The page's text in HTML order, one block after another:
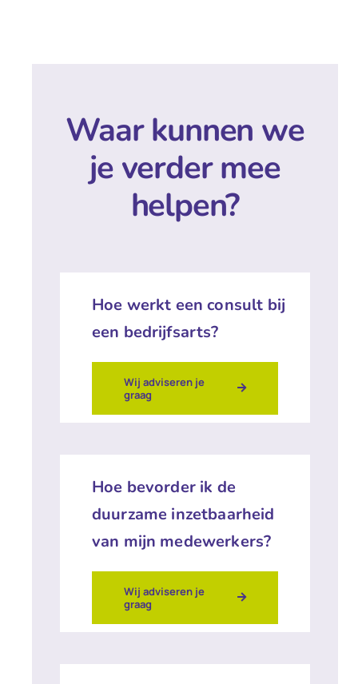
Waar kunnen we
je verder mee
helpen?
Hoe werkt een consult bij
een bedrijfsarts?
Wij adviseren je
graag
Hoe bevorder ik de
duurzame inzetbaarheid
van mijn medewerkers?
Wij adviseren je
graag